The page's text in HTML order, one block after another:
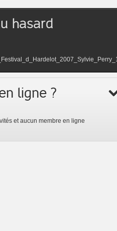
hasard
ligne ?
et aucun membre en ligne